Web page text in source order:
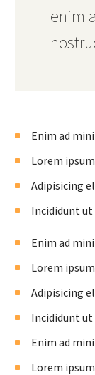
enim
Enim ad
Lorem
Adipisicing
Incididunt
Enim ad
Lorem
Adipisicing
Incididunt
Enim ad
Lorem